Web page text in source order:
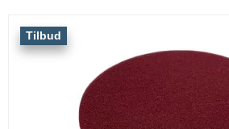
Tilbud